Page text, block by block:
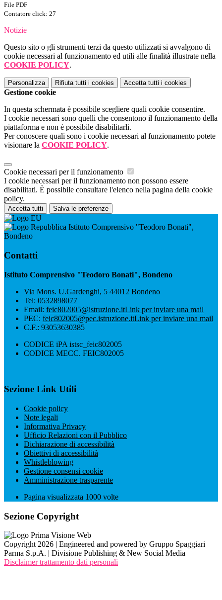
File PDF
Contatore click: 27
Notizie
Questo sito o gli strumenti terzi da questo utilizzati si avvalgono di
cookie necessari al funzionamento ed utili alle finalità illustrate nella
COOKIE POLICY.
Personalizza Rifiuta tutti i cookies Accetta tutti i cookies
Gestione cookie
In questa schermata è possibile scegliere quali cookie consentire.
I cookie necessari sono quelli che consentono il funzionamento della
piattaforma e non è possibile disabilitarli.
Per conoscere quali sono i cookie necessari al funzionamento potete
visionare la COOKIE POLICY.
Cookie necessari per il funzionamento
I cookie necessari per il funzionamento non possono essere
disabilitati. È possibile consultare l'elenco nella pagina della cookie
policy.
Accetta tutti Salva le preferenze
Istituto Comprensivo "Teodoro Bonati",
Bondeno
Contatti
Istituto Comprensivo "Teodoro Bonati", Bondeno
Via Mons. U.Gardenghi, 5 44012 Bondeno
Tel: 0532898077
Email: feic802005@istruzione.itLink per inviare una mail
PEC: feic802005@pec.istruzione.itLink per inviare una mail
C.F.: 93053630385
CODICE iPA istsc_feic802005
CODICE MECC. FEIC802005
Sezione Link Utili
Cookie policy
Note legali
Informativa Privacy
Ufficio Relazioni con il Pubblico
Dichiarazione di accessibilità
Obiettivi di accessibilità
Whistleblowing
Gestione consensi cookie
Amministrazione trasparente
Pagina visualizzata 1000 volte
Sezione Copyright
Copyright 2026 | Engineered and powered by Gruppo Spaggiari
Parma S.p.A. | Divisione Publishing & New Social Media
Disclaimer trattamento dati personali